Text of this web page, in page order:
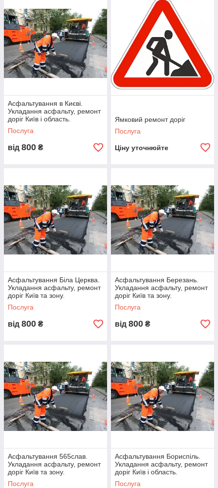
До цін
Топ послуг
Асфальтування
Укладаємо асфальт за всіма стандартами.
Використовуємо сертифіковану сировину, класичну
на
За лічені години відновимо цілісність дорожнього
покриття, заделаем ями будь-якого розміру, надамо
гарантії на виконаний обсяг робіт.
Асфальтування в Києві.
Укладання асфальту, ремонт
доріг Київ і область.
Послуга
від 800 ₴
Ямковий ремонт доріг
Послуга
Ціну уточнюйте
Асфальтування Біла Церква.
Укладання асфальту, ремонт
доріг Київ та зону.
Послуга
від 800 ₴
Асфальтування Березань.
Укладання асфальту, ремонт
доріг Київ та зону.
Послуга
від 800 ₴
Асфальтування 565слав.
Укладання асфальту, ремонт
доріг Київ та зону.
Послуга
Асфальтування Бориспіль.
Укладання асфальту, ремонт
доріг Київ і область.
Послуга